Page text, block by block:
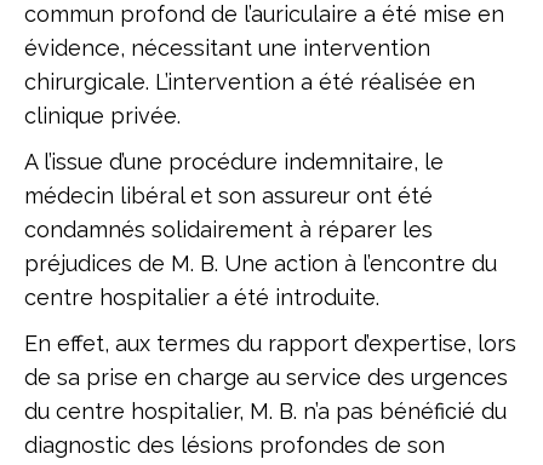
commun profond de l’auriculaire a été mise en
évidence, nécessitant une intervention
chirurgicale. L’intervention a été réalisée en
clinique privée.
A l’issue d’une procédure indemnitaire, le
médecin libéral et son assureur ont été
condamnés solidairement à réparer les
préjudices de M. B. Une action à l’encontre du
centre hospitalier a été introduite.
En effet, aux termes du rapport d’expertise, lors
de sa prise en charge au service des urgences
du centre hospitalier, M. B. n’a pas bénéficié du
diagnostic des lésions profondes de son